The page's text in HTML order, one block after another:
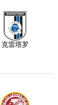
克雷塔罗